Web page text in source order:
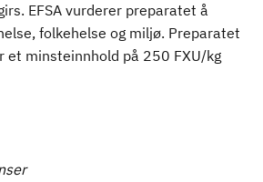
EFSA vurderer preparatet å
folkehelse og miljø. Preparatet
et minsteinnhold på 250 FXU/kg